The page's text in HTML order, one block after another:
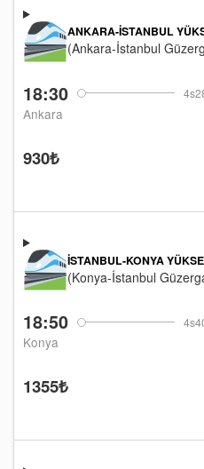
18:30
Ankara
ANKARA-İSTANBUL
(Ankara-İstanbul
930₺
18:50
Konya
İSTANBUL-KONYA
(Konya-İstanbul
1355₺